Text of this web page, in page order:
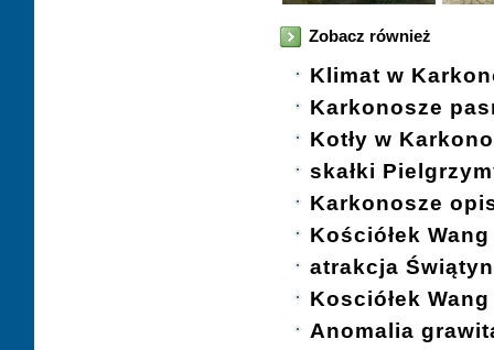
Zobacz również
Klimat w
Karkonosze
Kotły w
skałki
Karkonosze
Kościółek Wang
atrakcja
Kosciółek
Anomalia